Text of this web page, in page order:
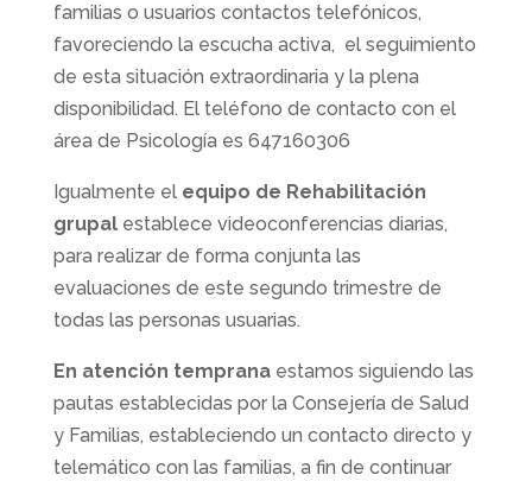
familias o usuarios contactos telefónicos,
favoreciendo la escucha activa, el seguimiento
de esta situación extraordinaria y la plena
disponibilidad. El teléfono de contacto con el
área de Psicología es 647160306
Igualmente el equipo de Rehabilitación
grupalestablece videoconferencias diarias,
para realizar de forma conjunta las
evaluaciones de este segundo trimestre de
todas las personas usuarias.
En atención tempranaestamos siguiendo las
pautas establecidas por la Consejería de Salud
y Familias, estableciendo un contacto directo y
telemático con las familias, a fin de continuar